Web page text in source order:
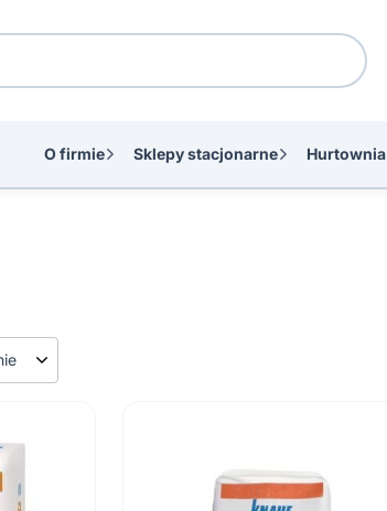
O firmie Sklepy stacjonarne Hurtownia